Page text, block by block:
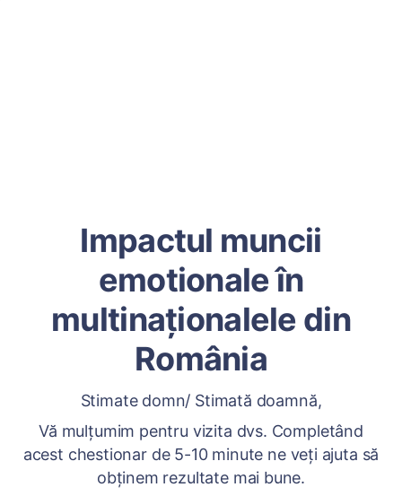
Impactul muncii
emotionale în
multinaționalele din
România
Stimate domn/ Stimată doamnă,
Vă mulțumim pentru vizita dvs. Completând
acest chestionar de 5-10 minute ne veți ajuta să
obținem rezultate mai bune.